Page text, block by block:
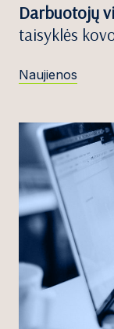
Darbuotojų
taisyklės
Naujienos